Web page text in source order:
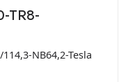
TR8-
114,3-NB64,2-Tesla